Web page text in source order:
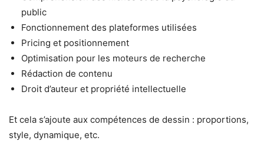
public
Fonctionnement des plateformes utilisées
Pricing et positionnement
Optimisation pour les moteurs de recherche
Rédaction de contenu
Droit d’auteur et propriété intellectuelle
Et cela s’ajoute aux compétences de dessin : proportions,
style, dynamique, etc.